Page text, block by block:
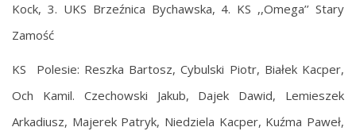
Kock, 3. UKS Brzeźnica Bychawska, 4. KS ,,Omega’’ Stary
Zamość
KS Polesie: Reszka Bartosz, Cybulski Piotr, Białek Kacper,
Och Kamil. Czechowski Jakub, Dajek Dawid, Lemieszek
Arkadiusz, Majerek Patryk, Niedziela Kacper, Kuźma Paweł,